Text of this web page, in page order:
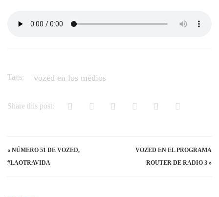
Tags: vozed en los medios
Share this post:
« NÚMERO 51 DE VOZED,
#LAOTRAVIDA
VOZED EN EL PROGRAMA
ROUTER DE RADIO 3 »